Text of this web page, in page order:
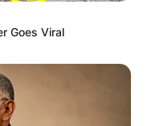
Goes Viral